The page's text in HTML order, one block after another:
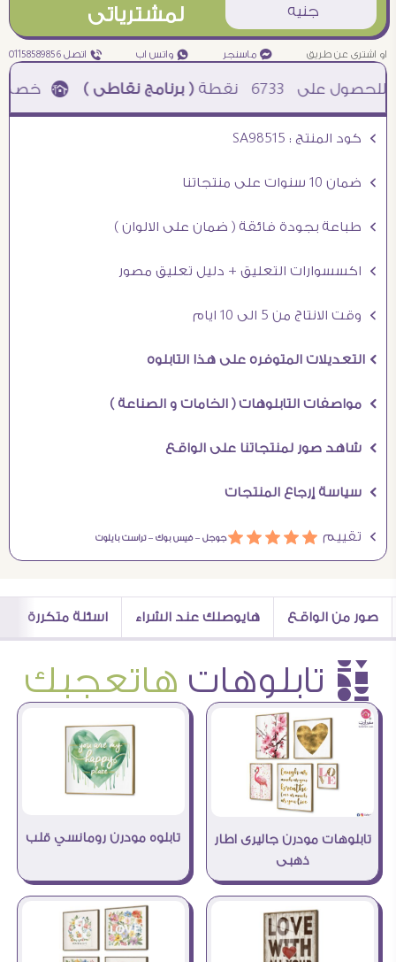
جنيه
لمشترياتى
او اشترى عن طريق ¥ ماسنجر ₧ واتس اب ƒ اتصل 01158589856
6733 نقطة( برنامج نقاطى )à خصم 5% للعملاء الجدد à شحن مجانى عند الشراء ب 4000 جنيه à
Ö كود المنتج : SA98515
Ö ضمان 10 سنوات على منتجاتنا
Ö طباعة بجودة فائقة ( ضمان على الالوان )
Ö اكسسوارات التعليق + دليل تعليق مصور
Ö وقت الانتاج من 5 الى 10 ايام
Ö التعديلات المتوفره على هذا التابلوه
Ö مواصفات التابلوهات ( الخامات و الصناعة )
Ö شاهد صور لمنتجاتنا على الواقع
Ö سياسة إرجاع المنتجات
Ö تقييم áááááجوجل –فيس بوك –تراست بايلوت
صور من الواقع هايوصلك عند الشراء اسئلة متكررة
è تابلوهات هاتعجبك
تابلوهات مودرن جاليرى اطار
ذهبى
تابلوه مودرن رومانسي قلب